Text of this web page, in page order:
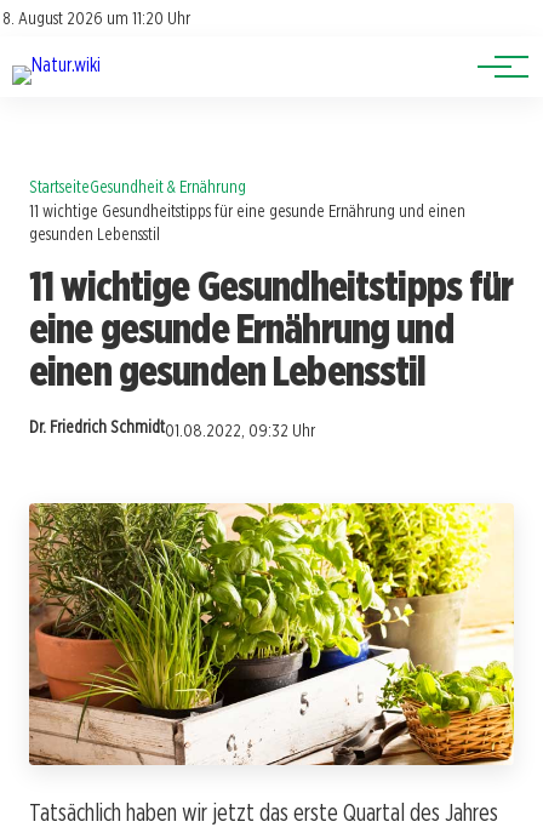
8. August 2026 um 11:20 Uhr
Account
Lexikon
Themen
StartseiteGesundheit & Ernährung
11 wichtige Gesundheitstipps für eine gesunde Ernährung und einen
gesunden Lebensstil
11 wichtige Gesundheitstipps für
eine gesunde Ernährung und
einen gesunden Lebensstil
Dr. Friedrich Schmidt01.08.2022, 09:32 Uhr
Tatsächlich haben wir jetzt das erste Quartal des Jahres